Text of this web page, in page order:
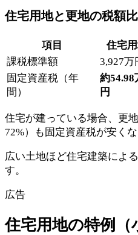
住宅用地と更地の税額
項目 住宅
課税標準額
3,927万
固定資産税（年
間）
約54.98
円
住宅が建っている場合、更
72%）も固定資産税が安くな
広い土地ほど住宅建築によ
す。
広告
住宅用地の特例（